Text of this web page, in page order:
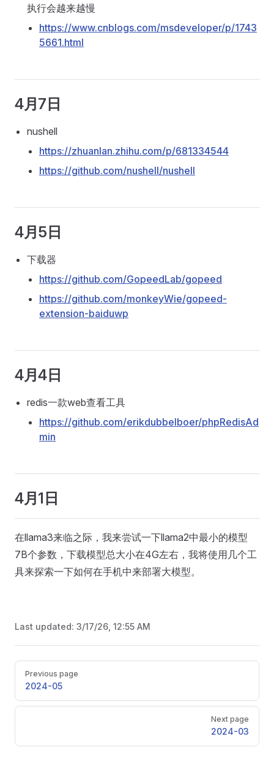
执行会越来越慢
https://www.cnblogs.com/msdeveloper/p/1743
5661.html
4月7日
nushell
https://zhuanlan.zhihu.com/p/681334544
https://github.com/nushell/nushell
4月5日
下载器
https://github.com/GopeedLab/gopeed
https://github.com/monkeyWie/gopeed-
extension-baiduwp
4月4日
redis一款web查看工具
https://github.com/erikdubbelboer/phpRedisAd
min
4月1日
在llama3来临之际，我来尝试一下llama2中最小的模型
7B个参数，下载模型总大小在4G左右，我将使用几个工
具来探索一下如何在手机中来部署大模型。
Last updated: 3/17/26, 12:55 AM
Pager
Previous page
2024-05
Next page
2024-03